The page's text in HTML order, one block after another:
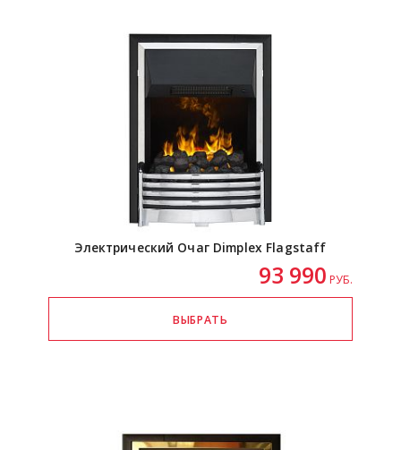
Электрический Очаг Dimplex Flagstaff
93 990 РУБ.